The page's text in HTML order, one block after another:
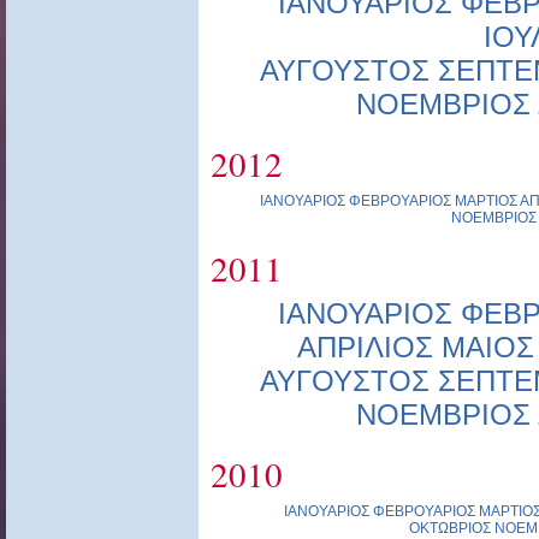
ΑΥΓΟΥΣΤΟΣ
ΝΟΕΜΒΡΙΟΣ
2012
ΙΑΝΟΥΑΡΙΟΣ ΦΕΒΡΟΥΑΡΙΟΣ ΜΑΡΤΙΟΣ
ΝΟΕΜΒΡΙΟΣ
2011
ΙΑΝΟΥΑΡΙΟΣ
ΑΠΡΙΛΙΟΣ ΜΑΙΟΣ
ΑΥΓΟΥΣΤΟΣ
ΝΟΕΜΒΡΙΟΣ
2010
ΙΑΝΟΥΑΡΙΟΣ ΦΕΒΡΟΥΑΡΙΟΣ
ΟΚΤΩΒΡΙΟΣ